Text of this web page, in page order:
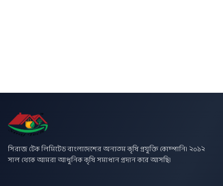
সিরাজ টেক লিমিটেড বাংলাদেশের অন্যতম কৃষি প্রযুক্তি কোম্পানি। ২০১২
সাল থেকে আমরা আধুনিক কৃষি সমাধান প্রদান করে আসছি।